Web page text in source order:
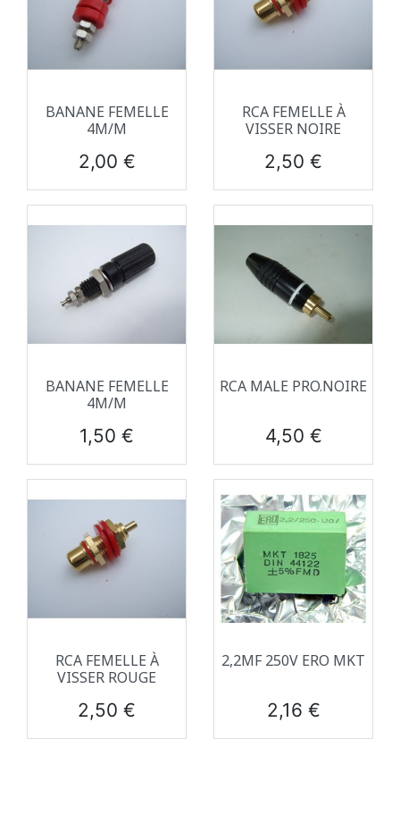
BANANE FEMELLE
4M/M
Prix
2,00 €
RCA FEMELLE À
VISSER NOIRE
Prix
2,50 €
BANANE FEMELLE
4M/M
Prix
1,50 €
RCA MALE PRO.NOIRE
Prix
4,50 €
RCA FEMELLE À
VISSER ROUGE
Prix
2,50 €
2,2ΜF 250V ERO MKT
Prix
2,16 €